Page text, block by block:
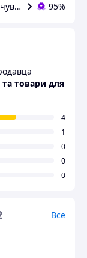
та товари
95%
товари для
4
1
0
0
0
Все